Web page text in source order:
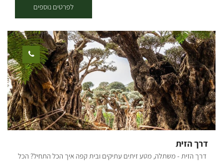
לעוד ביס. הכול תוצרת בית, הכול בידיים של מור. חצר הראשונים, קיבוץ
עלומים. העגלה פתוחה בימי חמישי ושישי בשעות 8:30-13:30 ניתן לתאם
מראש ארוחות לקבוצות, אירועים פרטיים, איסוף של מגשי אירוח ואפילו
סדנאות. [gallery columns="5"
ids="29859,29857,29851,29863,29861,28733,28737,28747,28749,28
755,28757,28759,28767,28769,28771"]
לפרטים נוספים
דרך הזית
דרך הזית - משתלה, מטע זיתים עתיקים ובית קפה איך הכל התחיל? הכל